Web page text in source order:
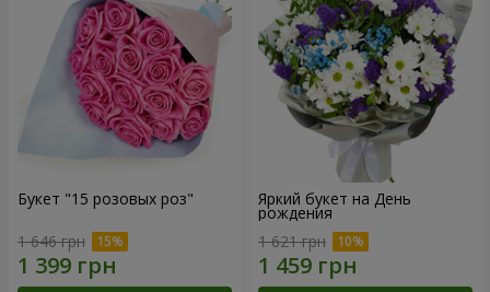
Букет "15 розовых роз"
1 646 грн
Яркий букет на День
рождения
1 621 грн